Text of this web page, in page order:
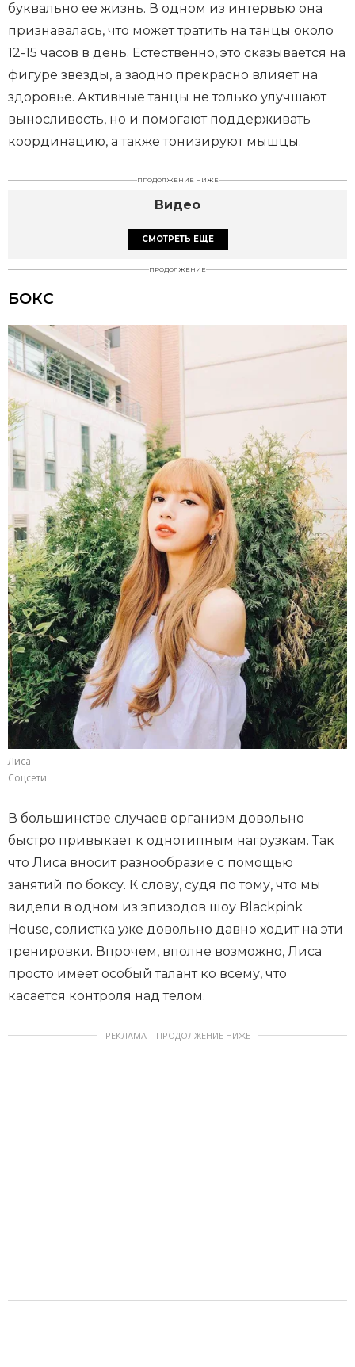
буквально ее жизнь. В одном из интервью она
признавалась, что может тратить на танцы около
12-15 часов в день. Естественно, это сказывается на
фигуре звезды, а заодно прекрасно влияет на
здоровье. Активные танцы не только улучшают
выносливость, но и помогают поддерживать
координацию, а также тонизируют мышцы.
ПРОДОЛЖЕНИЕ НИЖЕ
Видео
СМОТРЕТЬ ЕЩЕ
ПРОДОЛЖЕНИЕ
БОКС
Лиса
Соцсети
В большинстве случаев организм довольно
быстро привыкает к однотипным нагрузкам. Так
что Лиса вносит разнообразие с помощью
занятий по боксу. К слову, судя по тому, что мы
видели в одном из эпизодов шоу Blackpink
House, солистка уже довольно давно ходит на эти
тренировки. Впрочем, вполне возможно, Лиса
просто имеет особый талант ко всему, что
касается контроля над телом.
РЕКЛАМА – ПРОДОЛЖЕНИЕ НИЖЕ